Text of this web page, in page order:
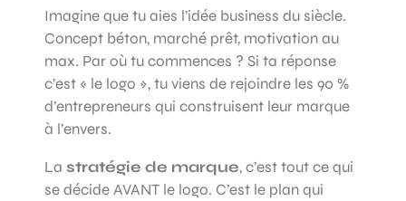
Imagine que tu aies l’idée business du siècle.
Concept béton, marché prêt, motivation au
max. Par où tu commences ? Si ta réponse
c’est « le logo », tu viens de rejoindre les 90 %
d’entrepreneurs qui construisent leur marque
à l’envers.
La stratégie de marque, c’est tout ce qui
se décide AVANT le logo. C’est le plan qui